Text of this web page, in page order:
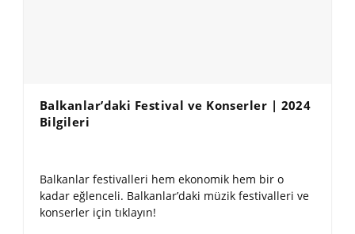
Balkanlar’daki Festival ve Konserler | 2024
Bilgileri
Balkanlar festivalleri hem ekonomik hem bir o
kadar eğlenceli. Balkanlar’daki müzik festivalleri ve
konserler için tıklayın!